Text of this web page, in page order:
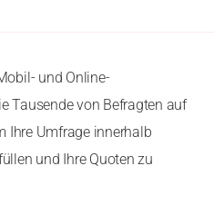
und Online-
Tausende von Befragten auf
Ihre Umfrage innerhalb
und Ihre Quoten zu